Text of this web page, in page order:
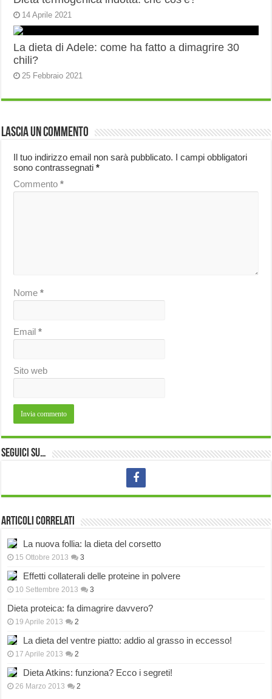
14 Aprile 2021
La dieta di Adele: come ha fatto a dimagrire 30
chili?
25 Febbraio 2021
Lascia un commento
Il tuo indirizzo email non sarà pubblicato. I campi obbligatori
sono contrassegnati*
Commento*
Nome*
Email*
Sito web
Seguici su…
Articoli correlati
La nuova follia: la dieta del corsetto
15 Ottobre 2013 3
Effetti collaterali delle proteine in polvere
10 Settembre 2013 3
Dieta proteica: fa dimagrire davvero?
19 Aprile 2013 2
La dieta del ventre piatto: addio al grasso in eccesso!
17 Aprile 2013 2
Dieta Atkins: funziona? Ecco i segreti!
26 Marzo 2013 2